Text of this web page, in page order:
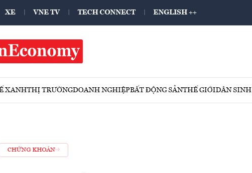
XE VNE TV TECH CONNECT ENGLISH ++
XANHTHỊ TRƯỜNGDOANH NGHIỆPBẤT ĐỘNG SẢNTHẾ GIỚIDÂN SINH
CHỨNG KHOÁN